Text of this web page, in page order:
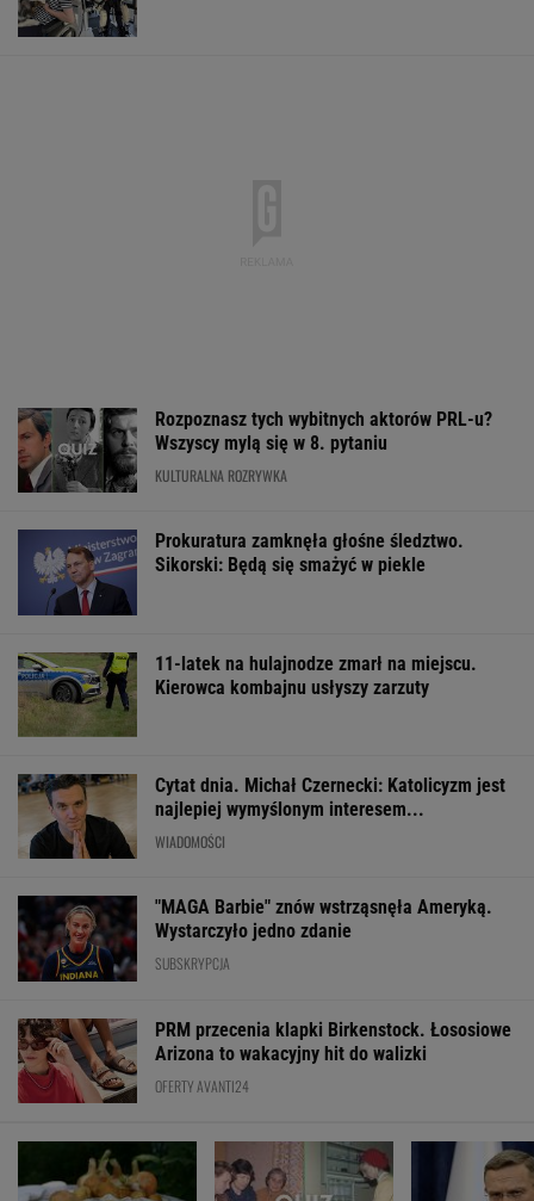
Rozpoznasz tych wybitnych aktorów PRL-u?
Wszyscy mylą się w 8. pytaniu
KULTURALNA ROZRYWKA
Prokuratura zamknęła głośne śledztwo.
Sikorski: Będą się smażyć w piekle
11-latek na hulajnodze zmarł na miejscu.
Kierowca kombajnu usłyszy zarzuty
Cytat dnia. Michał Czernecki: Katolicyzm jest
najlepiej wymyślonym interesem...
WIADOMOŚCI
"MAGA Barbie" znów wstrząsnęła Ameryką.
Wystarczyło jedno zdanie
SUBSKRYPCJA
PRM przecenia klapki Birkenstock. Łososiowe
Arizona to wakacyjny hit do walizki
OFERTY AVANTI24